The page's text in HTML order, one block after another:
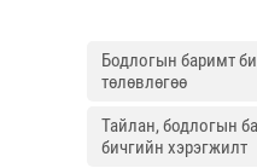
Бодлогын баримт
төлөвлөгөө
Тайлан, бодлогын
бичгийн хэрэгжилт